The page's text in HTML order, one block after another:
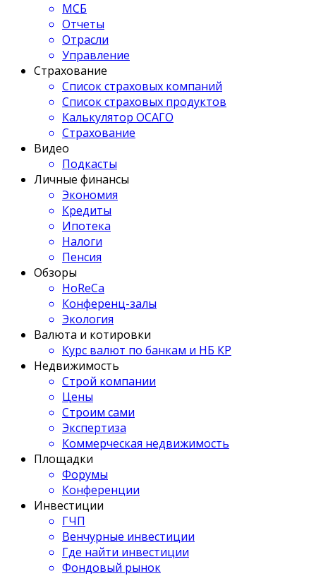
МСБ
Отчеты
Отрасли
Управление
Страхование
Список страховых компаний
Список страховых продуктов
Калькулятор ОСАГО
Страхование
Видео
Подкасты
Личные финансы
Экономия
Кредиты
Ипотека
Налоги
Пенсия
Обзоры
HoReCa
Конференц-залы
Экология
Валюта и котировки
Курс валют по банкам и НБ КР
Недвижимость
Строй компании
Цены
Строим сами
Экспертиза
Коммерческая недвижимость
Площадки
Форумы
Конференции
Инвестиции
ГЧП
Венчурные инвестиции
Где найти инвестиции
Фондовый рынок